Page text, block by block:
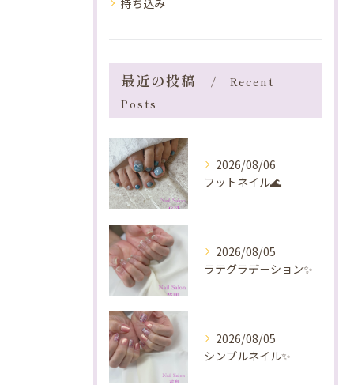
持ち込み
最近の投稿
Recent
Posts
2026/08/06
フットネイル🌊
2026/08/05
ラテグラデーション✨️
2026/08/05
シンプルネイル✨️